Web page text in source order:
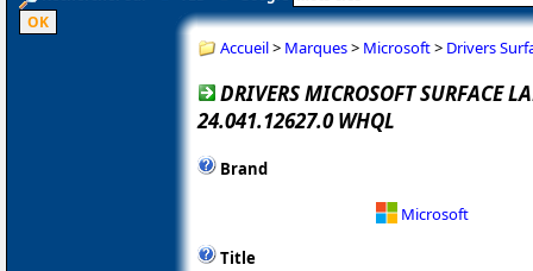
Accueil> Marques> Microsoft> Drivers
DRIVERS MICROSOFT SURFACE
24.041.12627.0 WHQL
Brand
Microsoft
Title